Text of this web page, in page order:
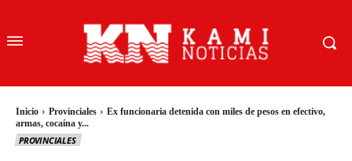
Inicio Provinciales
Ex funcionaria detenida con miles de pesos en efectivo,
armas, cocaína y...
PROVINCIALES